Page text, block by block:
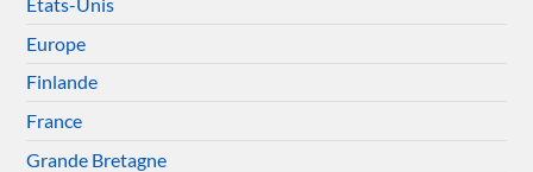
Europe
Finlande
France
Grande Bretagne